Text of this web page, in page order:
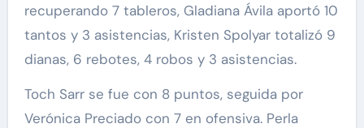
recuperando 7 tableros, Gladiana Ávila aportó 10
tantos y 3 asistencias, Kristen Spolyar totalizó 9
dianas, 6 rebotes, 4 robos y 3 asistencias.
Toch Sarr se fue con 8 puntos, seguida por
Verónica Preciado con 7 en ofensiva. Perla